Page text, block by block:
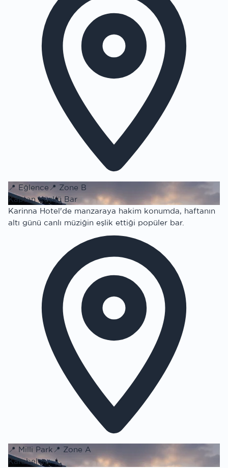
📍 Eğlence 📍 Zone B
Kaptan Köşkü Bar
Karinna Hotel'de manzaraya hakim konumda, haftanın
altı günü canlı müziğin eşlik ettiği popüler bar.
📍 Milli Park 📍 Zone A
Karabelen